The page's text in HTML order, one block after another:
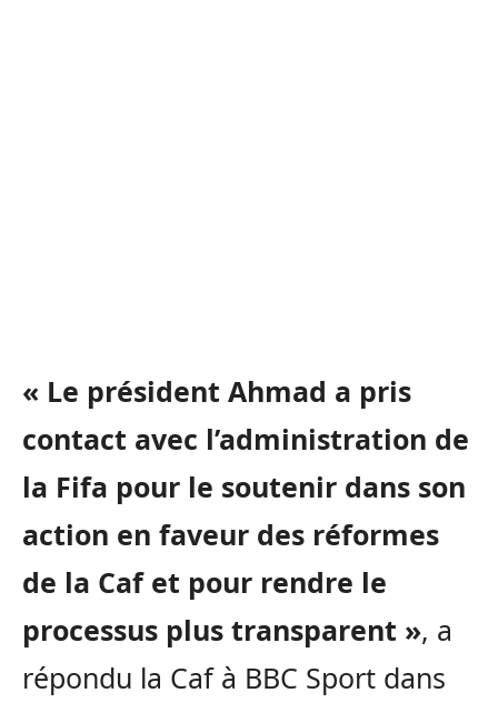
« Le président Ahmad a pris
contact avec l’administration de
la Fifa pour le soutenir dans son
action en faveur des réformes
de la Caf et pour rendre le
processus plus transparent », a
répondu la Caf à BBC Sport dans